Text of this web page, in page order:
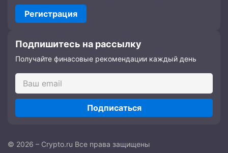
Регистрация
Подпишитесь на рассылку
Получайте финасовые рекомендации каждый день
Подписаться
© 2026 – Crypto.ru Все права защищены